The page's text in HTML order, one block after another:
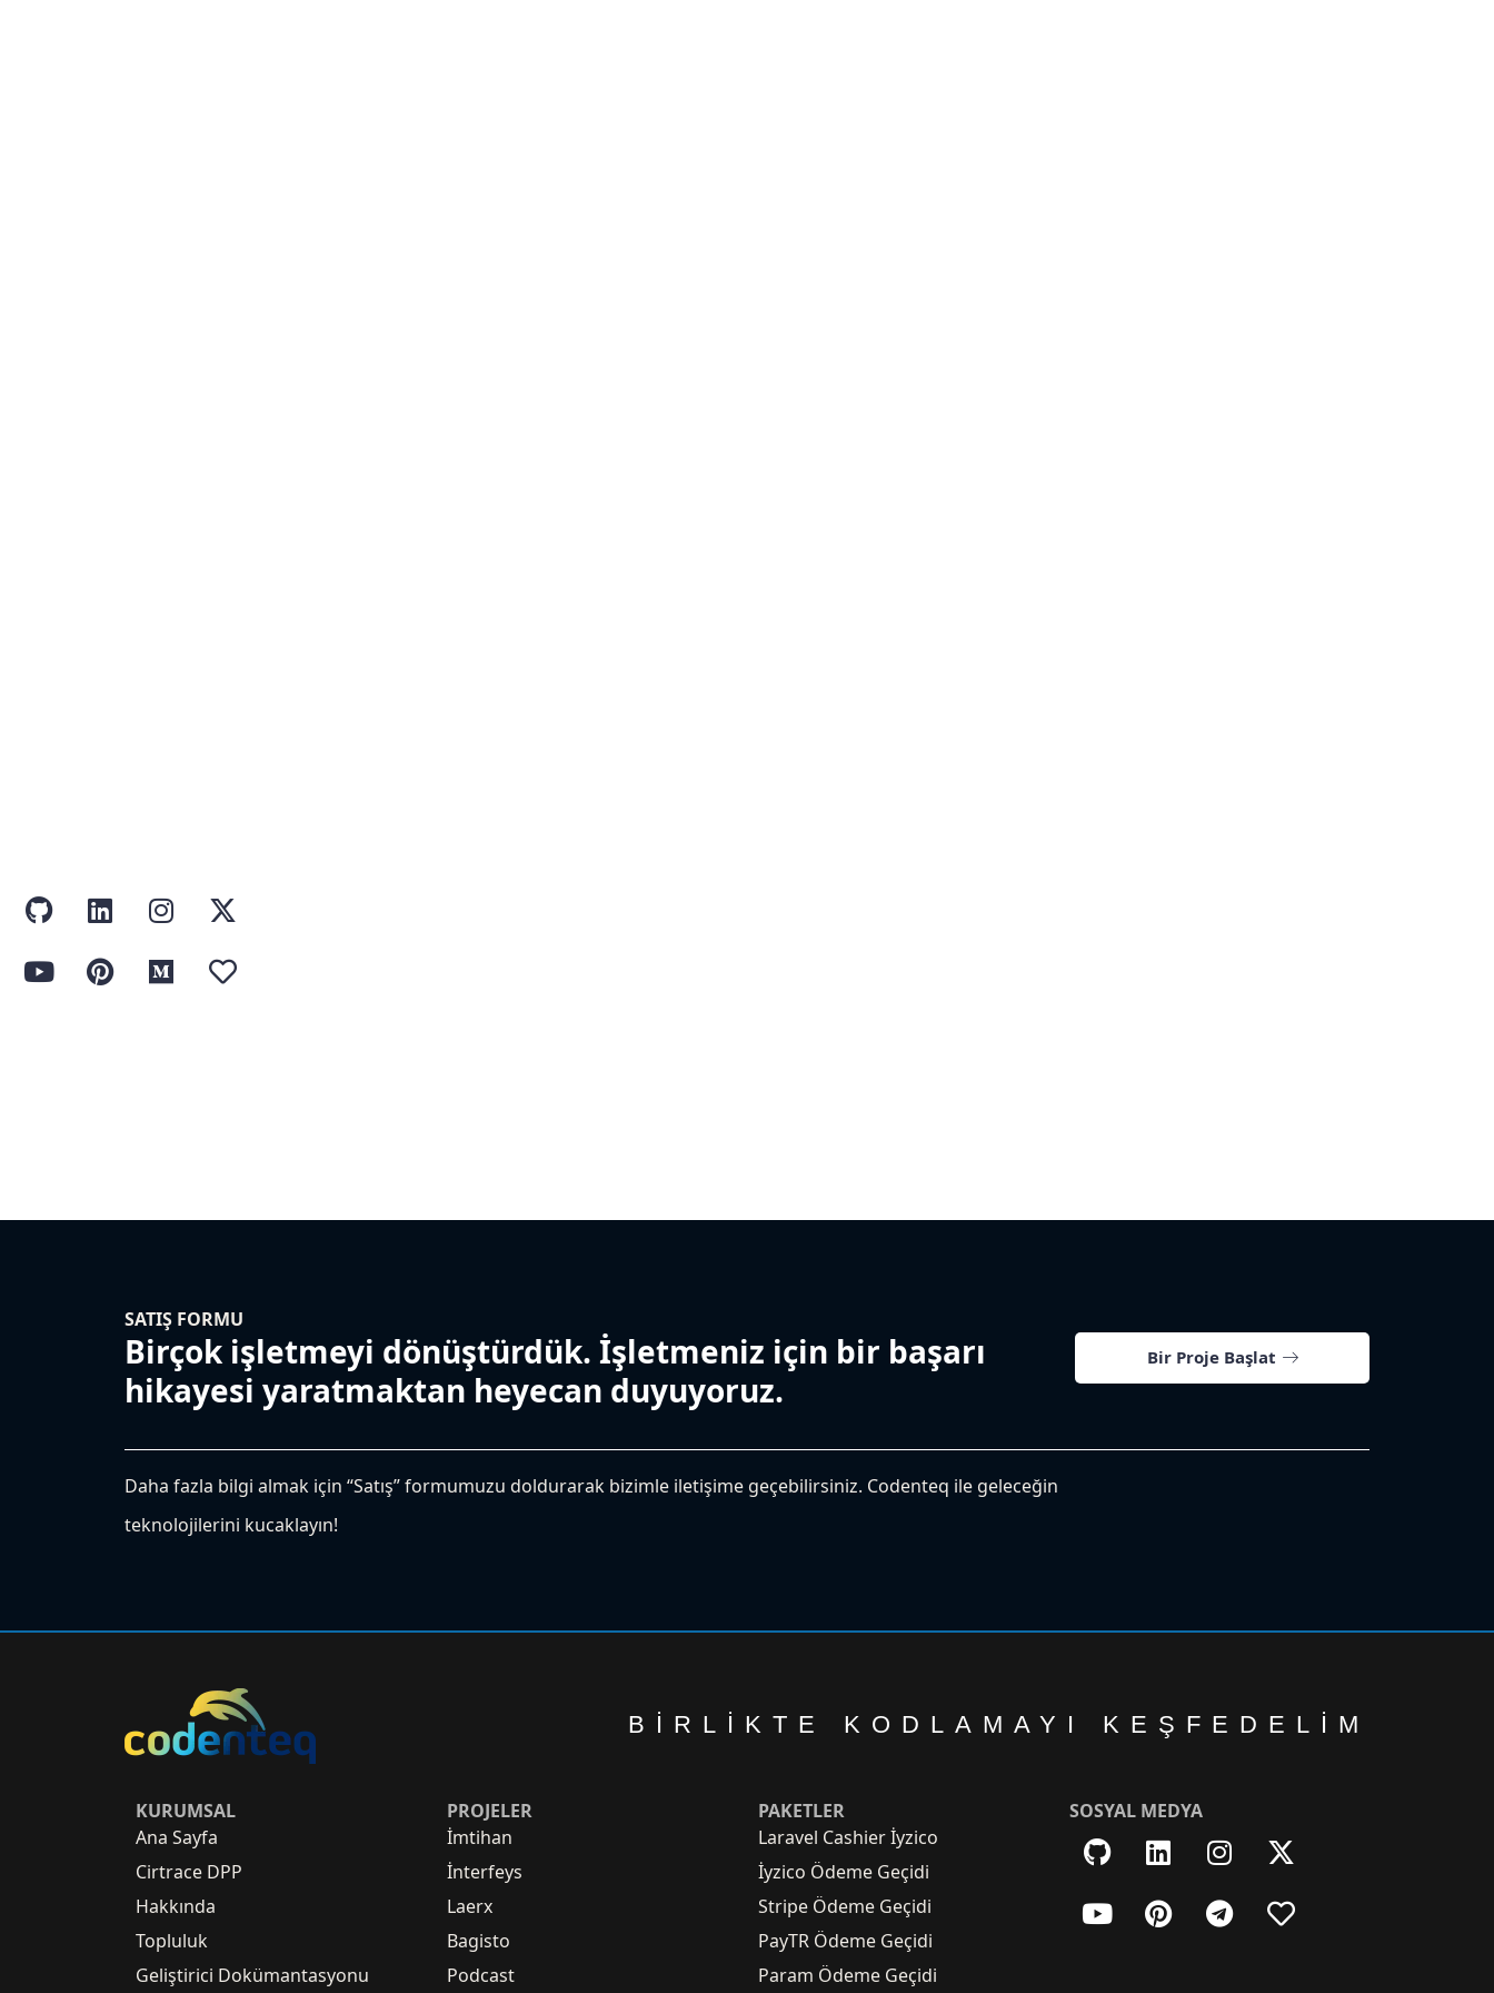
SATIŞ FORMU
Birçok işletmeyi dönüştürdük. İşletmeniz için bir başarı
hikayesi yaratmaktan heyecan duyuyoruz.
Bir Proje Başlat
Daha fazla bilgi almak için “Satış” formumuzu doldurarak bizimle iletişime geçebilirsiniz. Codenteq ile geleceğin
teknolojilerini kucaklayın!
BIRLIKTE KODLAMAYI KEŞFEDELIM
KURUMSAL
Ana Sayfa
Cirtrace DPP
Hakkında
Topluluk
Geliştirici Dokümantasyonu
PROJELER
İmtihan
İnterfeys
Laerx
Bagisto
Podcast
PAKETLER
Laravel Cashier İyzico
İyzico Ödeme Geçidi
Stripe Ödeme Geçidi
PayTR Ödeme Geçidi
Param Ödeme Geçidi
SOSYAL MEDYA